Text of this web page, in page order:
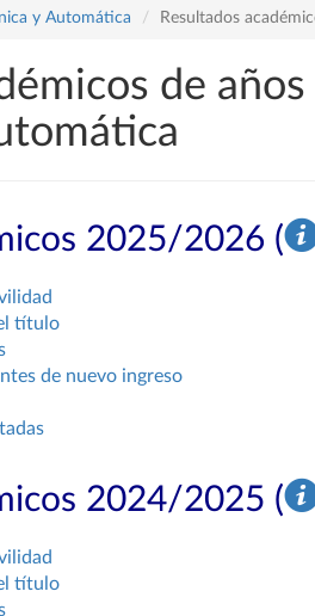
y Automática Resultados
de
2025/2026 (
título
de nuevo ingreso
2024/2025 (
título